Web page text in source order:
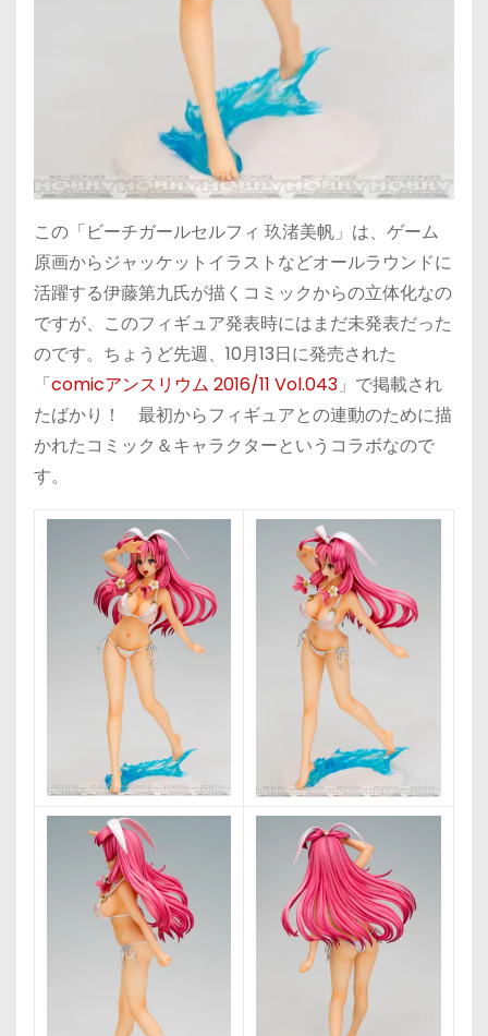
この「ビーチガールセルフィ 玖渚美帆」は、ゲーム
原画からジャッケットイラストなどオールラウンドに
活躍する伊藤第九氏が描くコミックからの立体化なの
ですが、このフィギュア発表時にはまだ未発表だった
のです。ちょうど先週、10月13日に発売された
「comicアンスリウム 2016/11 Vol.043 」で掲載され
たばかり！ 最初からフィギュアとの連動のために描
かれたコミック＆キャラクターというコラボなので
す。